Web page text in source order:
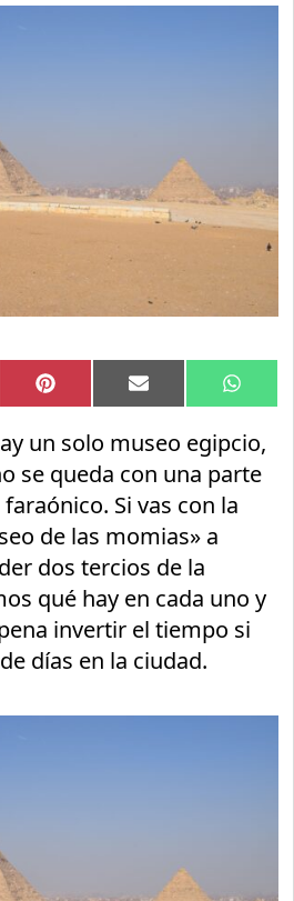
Compartir
en
Pinterest Compartir
en
Email
en
un solo museo egipcio,
se queda con una parte
Si vas con la
de las momias» a
dos tercios de la
qué hay en cada uno y
invertir el tiempo si
días en la ciudad.